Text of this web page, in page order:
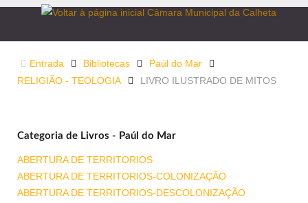
Entrada Bibliotecas
Paúl do Mar
RELIGIÃO - TEOLOGIA
LIVRO ILUSTRADO DE MITOS
Categoria de Livros - Paúl do Mar
ABERTURA DE TERRITORIOS
ABERTURA DE TERRITORIOS-COLONIZAÇÃO
ABERTURA DE TERRITORIOS-DESCOLONIZAÇÃO